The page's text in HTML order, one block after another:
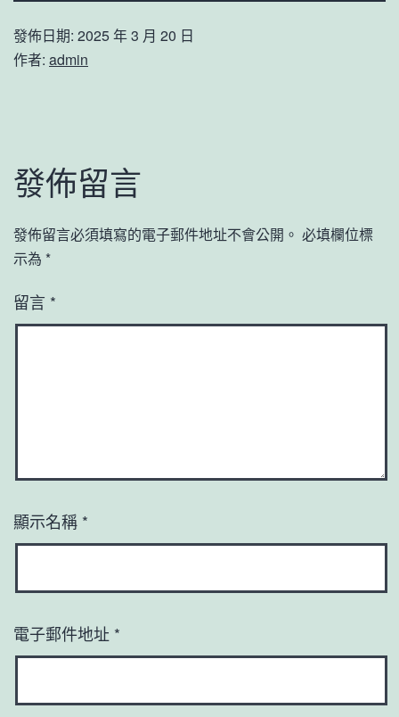
發佈日期: 2025 年 3 月 20 日
作者: admin
發佈留言
發佈留言必須填寫的電子郵件地址不會公開。 必填欄位標
示為 *
留言 *
顯示名稱 *
電子郵件地址 *